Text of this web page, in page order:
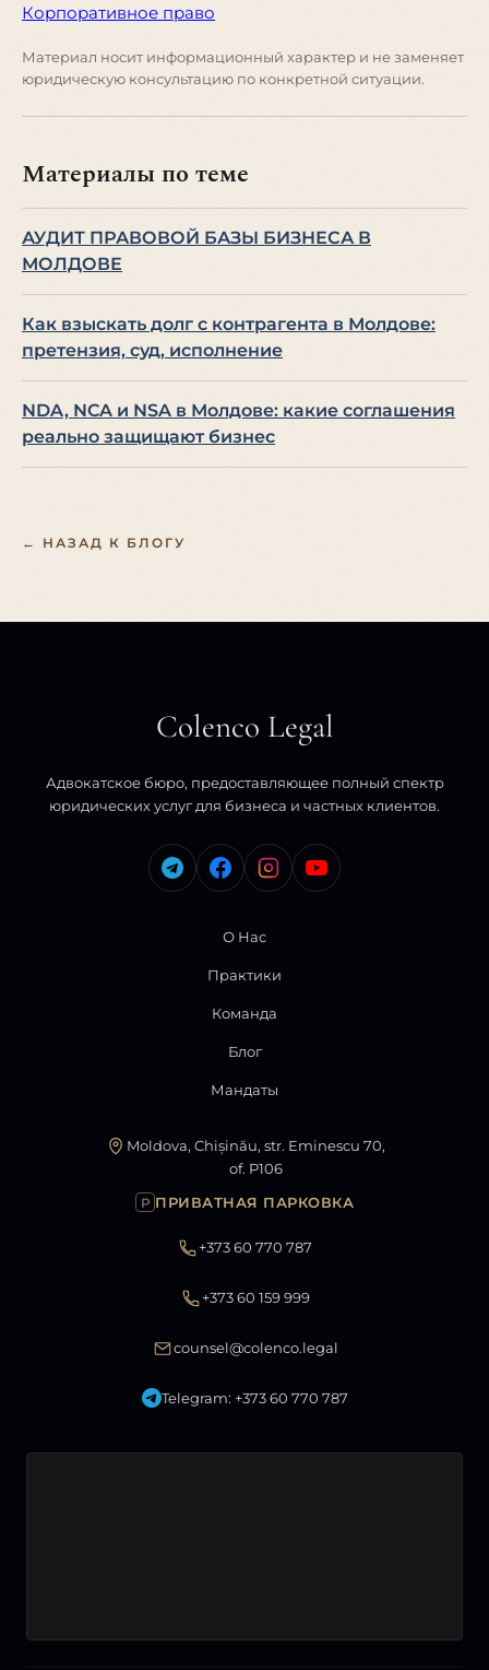
Корпоративное право
Материал носит информационный характер и не заменяет
юридическую консультацию по конкретной ситуации.
Материалы по теме
АУДИТ ПРАВОВОЙ БАЗЫ БИЗНЕСА В
МОЛДОВЕ
Как взыскать долг с контрагента в Молдове:
претензия, суд, исполнение
NDA, NCA и NSA в Молдове: какие соглашения
реально защищают бизнес
← НАЗАД К БЛОГУ
Colenco Legal
Адвокатское бюро, предоставляющее полный спектр
юридических услуг для бизнеса и частных клиентов.
О Нас
Практики
Команда
Блог
Мандаты
Moldova, Chișinău, str. Eminescu 70,
of. P106
P ПРИВАТНАЯ ПАРКОВКА
+373 60 770 787
+373 60 159 999
counsel@colenco.legal
Telegram: +373 60 770 787